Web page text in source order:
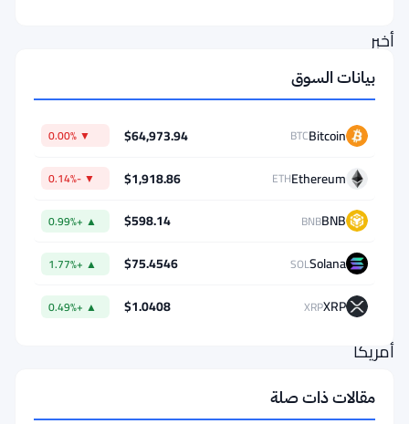
أخبر
وزير
الخزانة
الأمريكي
الجمهور
منتدى
ريغان
الوطني
الاقتصادي
أمريكا
صادرت
بيانات السوق
Bitcoin
BTC
$64,973.94
▼ 0.00%
Ethereum
ETH
$1,918.86
▼ -0.14%
BNB
BNB
$598.14
▲ +0.99%
Solana
SOL
$75.4546
▲ +1.77%
XRP
XRP
$1.0408
▲ +0.49%
مقالات ذات صلة